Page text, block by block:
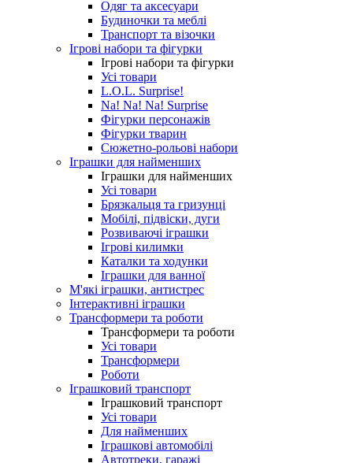
Одяг та аксесуари
Будиночки та меблі
Транспорт та візочки
Ігрові набори та фігурки
Ігрові набори та фігурки
Усі товари
L.O.L. Surprise!
Na! Na! Na! Surprise
Фігурки персонажів
Фігурки тварин
Сюжетно-рольові набори
Іграшки для найменших
Іграшки для найменших
Усі товари
Брязкальця та гризунці
Мобілі, підвіски, дуги
Розвиваючі іграшки
Ігрові килимки
Каталки та ходунки
Іграшки для ванної
М'які іграшки, антистрес
Інтерактивні іграшки
Трансформери та роботи
Трансформери та роботи
Усі товари
Трансформери
Роботи
Іграшковий транспорт
Іграшковий транспорт
Усі товари
Для найменших
Іграшкові автомобілі
Автотреки, гаражі